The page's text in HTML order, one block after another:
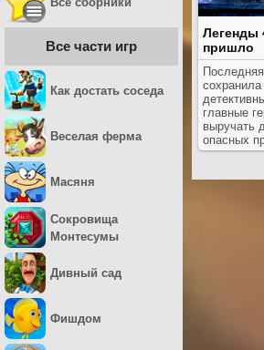
Легенды
пришло
главные
выручать
опасных
Все части игр
Как достать соседа
Веселая ферма
Масяня
Сокровища
Монтесумы
Дивный сад
Фишдом